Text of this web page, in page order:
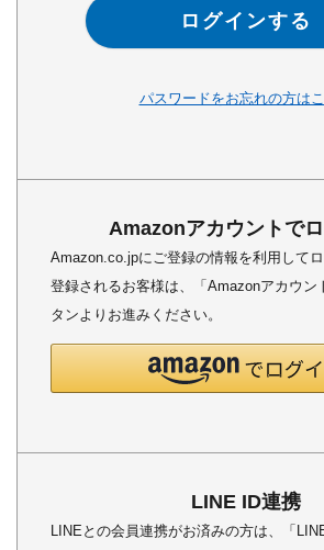
ログインする
パスワードをお忘れの方は
Amazonアカウントで
Amazon.co.jpにご登録の情報を利用して
登録されるお客様は、「Amazonアカウン
タンよりお進みください。
LINE ID連携
LINEとの会員連携がお済みの方は、「